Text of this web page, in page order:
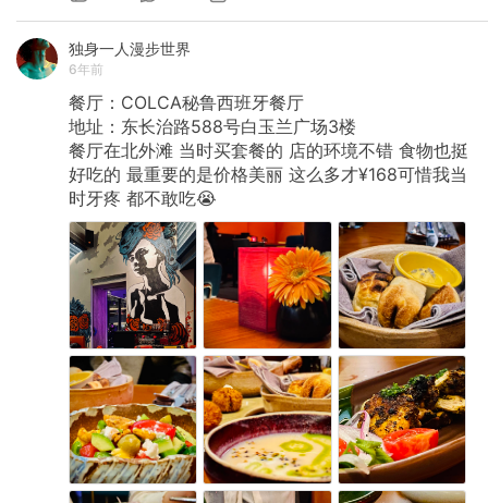
独身一人漫步世界
6年前
餐厅：COLCA秘鲁西班牙餐厅
地址：东长治路588号白玉兰广场3楼
餐厅在北外滩 当时买套餐的 店的环境不错 食物也挺
好吃的 最重要的是价格美丽 这么多才¥168可惜我当
时牙疼 都不敢吃😭